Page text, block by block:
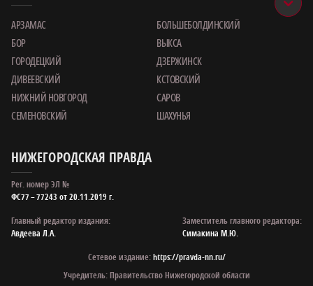
АРЗАМАС
БОЛЬШЕБОЛДИНСКИЙ
БОР
ВЫКСА
ГОРОДЕЦКИЙ
ДЗЕРЖИНСК
ДИВЕЕВСКИЙ
КСТОВСКИЙ
НИЖНИЙ НОВГОРОД
САРОВ
СЕМЕНОВСКИЙ
ШАХУНЬЯ
НИЖЕГОРОДСКАЯ ПРАВДА
Рег. номер ЭЛ №
ФС77 – 77243 от 20.11.2019 г.
Главный редактор издания:
Авдеева Л.А.
Заместитель главного редактора:
Симакина М.Ю.
Сетевое издание:https://pravda-nn.ru/
Учредитель: Правительство Нижегородской области